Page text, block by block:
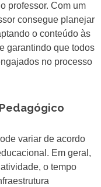
professor. Com um
consegue planejar
o conteúdo às
garantindo que todos
no processo
variar de acordo
Em geral,
o tempo